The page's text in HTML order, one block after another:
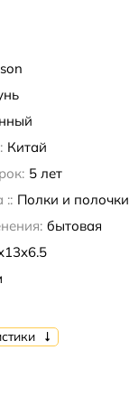
Китай
5 лет
:: Полки и полочки
бытовая